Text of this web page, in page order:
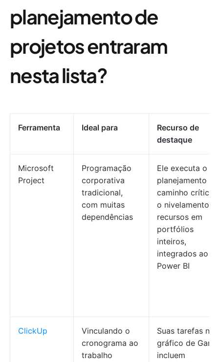
planejamento de
projetos entraram
nesta lista?
Ferramenta Ideal para
Recurso de
destaque
Microsoft
Project
Programação
corporativa
tradicional,
com muitas
dependências
Ele executa o
planejamento do
caminho crítico
o nivelamento
recursos em
portfólios
inteiros,
integrados ao
Power BI
ClickUp
Vinculando o
cronograma ao
trabalho
Suas tarefas no
gráfico de Gantt
incluem